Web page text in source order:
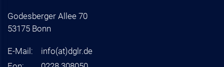
Godesberger Allee 70
53175 Bonn
E-Mail: info(at)dglr.de